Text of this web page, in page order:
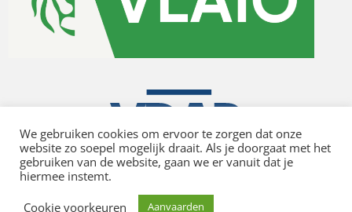
Privacy policy
We gebruiken cookies om ervoor te zorgen dat onze
website zo soepel mogelijk draait. Als je doorgaat met het
gebruiken van de website, gaan we er vanuit dat je
hiermee instemt.
Cookie voorkeuren
Aanvaarden